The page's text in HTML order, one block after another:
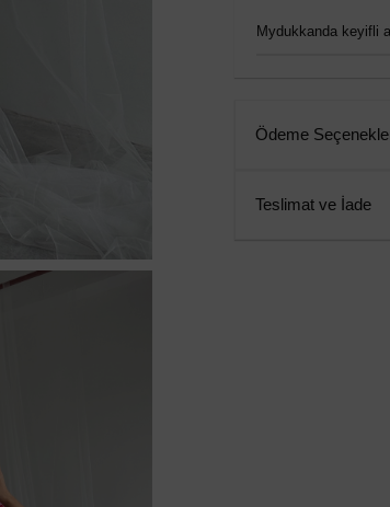
Mydukkanda keyifli
Ödeme
Teslimat ve İade